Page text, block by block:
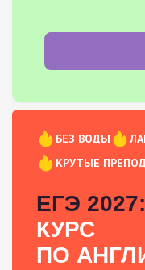
БЕЗ ВОДЫ
КРУТЫЕ
ЕГЭ 2027:
КУРС
ПО